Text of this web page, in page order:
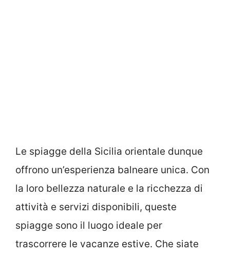
Le spiagge della Sicilia orientale dunque
offrono un’esperienza balneare unica. Con
la loro bellezza naturale e la ricchezza di
attività e servizi disponibili, queste
spiagge sono il luogo ideale per
trascorrere le vacanze estive. Che siate